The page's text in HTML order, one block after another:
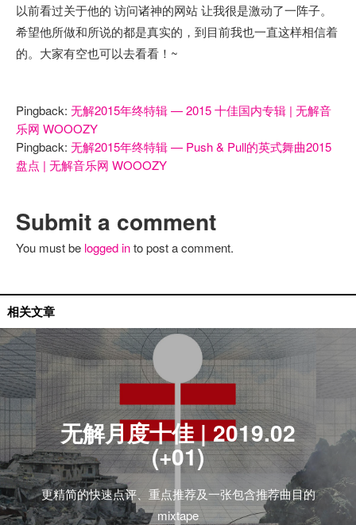
以前看过关于他的 访问诸神的网站 让我很是激动了一阵子。
希望他所做和所说的都是真实的，到目前我也一直这样相信着
的。大家有空也可以去看看！~
Pingback: 无解2015年终特辑 — 2015 十佳国内专辑 | 无解音
乐网 WOOOZY
Pingback: 无解2015年终特辑 — Push & Pull的英式舞曲2015
盘点 | 无解音乐网 WOOOZY
Submit a comment
You must be logged into post a comment.
相关文章
无解月度十佳 | 2019.02
(+01)
更精简的快速点评、重点推荐及一张包含推荐曲目的
mixtape
月度十佳